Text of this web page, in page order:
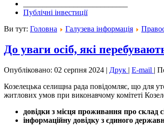
Публічні інвестиції
Ви тут: Головна Галузева інформація
До уваги осіб, які
Опубліковано: 02 серпня 2024 | Друк | E-mail |
Козелецька селищна рада повідомляє, що для
житлових умов при виконавчому комітеті
довідки з місця проживання про склад
інформаційну довідку з єдиного